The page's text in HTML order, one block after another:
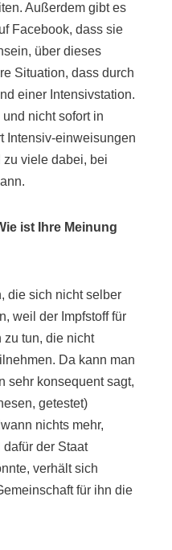
Außerdem gibt es
Facebook, dass sie
über dieses
Situation, dass durch
einer Intensivstation.
nicht sofort in
Intensiv-einweisungen
zu viele dabei, bei
ist Ihre Meinung
die sich nicht selber
weil der Impfstoff für
zu tun, die nicht
Da kann man
sehr konsequent sagt,
getestet)
nichts mehr,
der Staat
verhält sich
für ihn die